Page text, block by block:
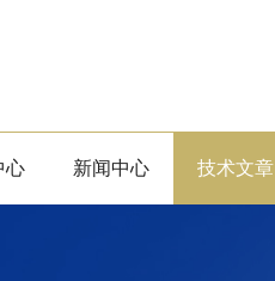
心 新闻中心 技术文章